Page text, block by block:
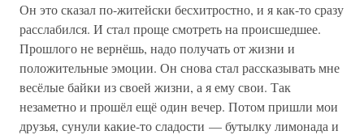
Он это сказал по-житейски бесхитростно, и я как-то сразу
расслабился. И стал проще смотреть на происшедшее.
Прошлого не вернёшь, надо получать от жизни и
положительные эмоции. Он снова стал рассказывать мне
весёлые байки из своей жизни, а я ему свои. Так
незаметно и прошёл ещё один вечер. Потом пришли мои
друзья, сунули какие-то сладости — бутылку лимонада и